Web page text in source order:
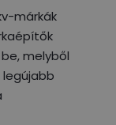
márkák
melyből